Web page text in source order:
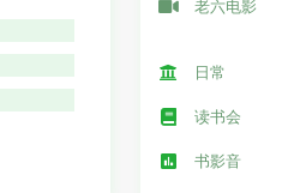
老六电影
日常
读书会
书影音